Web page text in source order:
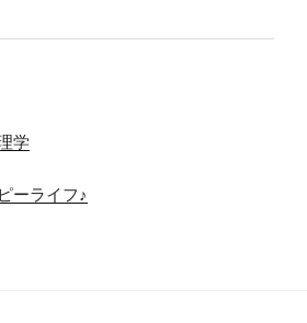
学
ーライフ♪